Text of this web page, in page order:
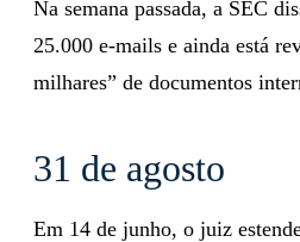
Na semana passada, a SEC
25.000 e-mails e ainda está
milhares” de documentos
31 de agosto
Em 14 de junho, o juiz